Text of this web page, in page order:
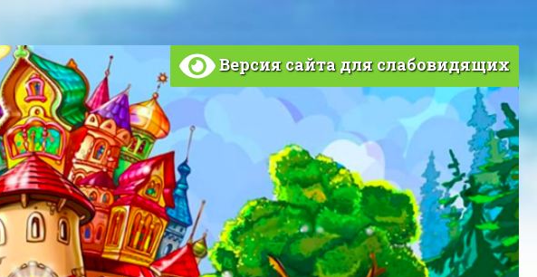
Версия сайта для слабовидящих